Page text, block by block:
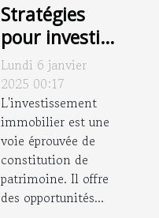
Stratégies
pour investir
dans
l'immobilier
rural et en
tirer profit
Lundi 6 janvier
2025 00:17
L'investissement
immobilier est une
voie éprouvée de
constitution de
patrimoine. Il offre
des opportunités...